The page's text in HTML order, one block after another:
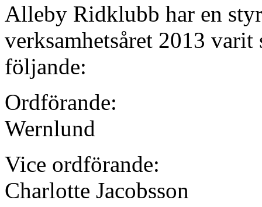
Alleby Ridklubb har en
verksamhetsåret 2013 varit
följande:
Ordförande:
Wernlund
Vice ordförande:
Charlotte Jacobsson